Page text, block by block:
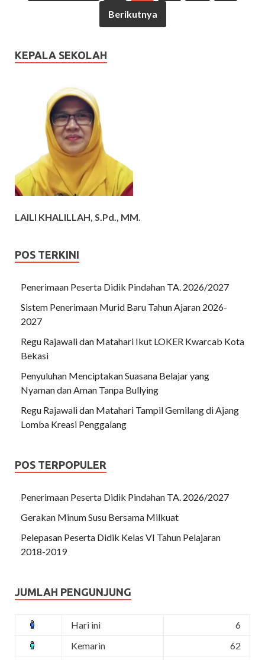
Berikutnya
KEPALA SEKOLAH
LAILI KHALILLAH, S.Pd., MM.
POS TERKINI
Penerimaan Peserta Didik Pindahan TA. 2026/2027
Sistem Penerimaan Murid Baru Tahun Ajaran 2026-
2027
Regu Rajawali dan Matahari Ikut LOKER Kwarcab Kota
Bekasi
Penyuluhan Menciptakan Suasana Belajar yang
Nyaman dan Aman Tanpa Bullying
Regu Rajawali dan Matahari Tampil Gemilang di Ajang
Lomba Kreasi Penggalang
POS TERPOPULER
Penerimaan Peserta Didik Pindahan TA. 2026/2027
Gerakan Minum Susu Bersama Milkuat
Pelepasan Peserta Didik Kelas VI Tahun Pelajaran
2018-2019
JUMLAH PENGUNJUNG
Hari ini
6
Kemarin
62